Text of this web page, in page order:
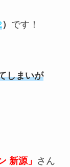
） です！
しまいが
新源」 さん